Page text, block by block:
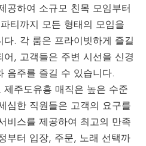
공하여 소규모 친목 모임부터
티까지 모든 형태의 모임을
. 각 룸은 프라이빗하게 즐길
, 고객들은 주변 시선을 신경
음주를 즐길 수 있습니다.
주도유흥 매직은 높은 수준
심한 직원들은 고객의 요구를
비스를 제공하여 최고의 만족
부터 입장, 주문, 노래 선택까